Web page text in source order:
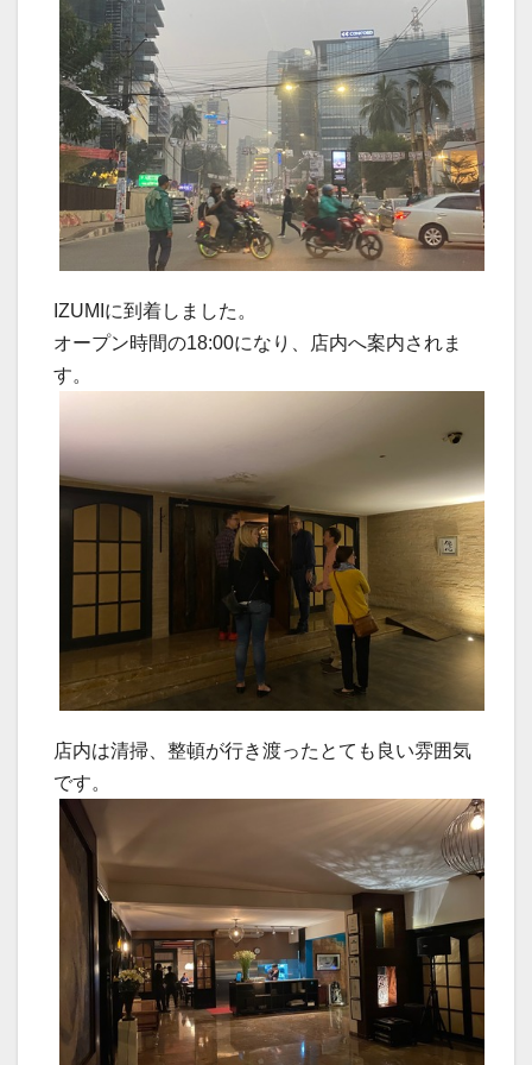
IZUMIに到着しました。
オープン時間の18:00になり、店内へ案内されま
す。
店内は清掃、整頓が行き渡ったとても良い雰囲気
です。